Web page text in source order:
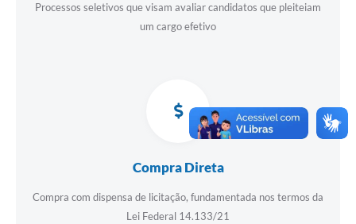
Processos seletivos que visam avaliar candidatos que pleiteiam
um cargo efetivo
Compra Direta
Compra com dispensa de licitação, fundamentada nos termos da
Lei Federal 14.133/21